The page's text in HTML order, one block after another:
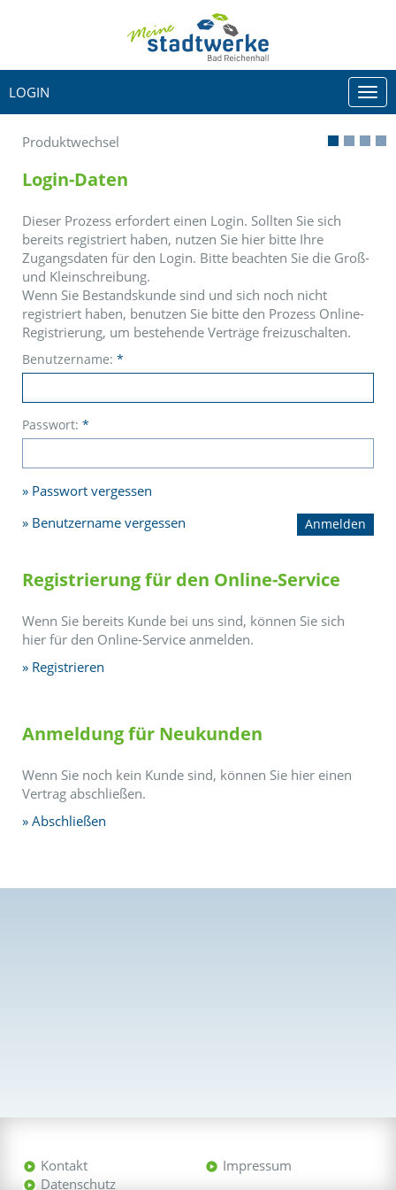
LOGIN
Produktwechsel
Login-Daten
Dieser Prozess erfordert einen Login. Sollten Sie sich
bereits registriert haben, nutzen Sie hier bitte Ihre
Zugangsdaten für den Login. Bitte beachten Sie die Groß-
und Kleinschreibung.
Wenn Sie Bestandskunde sind und sich noch nicht
registriert haben, benutzen Sie bitte den Prozess Online-
Registrierung, um bestehende Verträge freizuschalten.
Benutzername: *
Passwort: *
Passwort vergessen
Benutzername vergessen
Registrierung für den Online-Service
Wenn Sie bereits Kunde bei uns sind, können Sie sich
hier für den Online-Service anmelden.
Registrieren
Anmeldung für Neukunden
Wenn Sie noch kein Kunde sind, können Sie hier einen
Vertrag abschließen.
Abschließen
Kontakt
Impressum
Datenschutz